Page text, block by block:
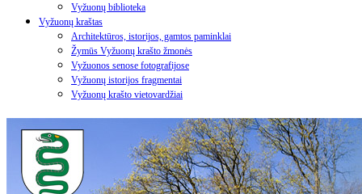
Vyžuonų biblioteka
Vyžuonų kraštas
Architektūros, istorijos, gamtos paminklai
Žymūs Vyžuonų krašto žmonės
Vyžuonos senose fotografijose
Vyžuonų istorijos fragmentai
Vyžuonų krašto vietovardžiai